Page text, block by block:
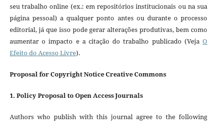
seu trabalho online (ex.: em repositórios institucionais ou na sua
página pessoal) a qualquer ponto antes ou durante o processo
editorial, já que isso pode gerar alterações produtivas, bem como
aumentar o impacto e a citação do trabalho publicado (VejaO
Efeito do Acesso Livre).
Proposal for Copyright Notice Creative Commons
1. Policy Proposal to Open Access Journals
Authors who publish with this journal agree to the following